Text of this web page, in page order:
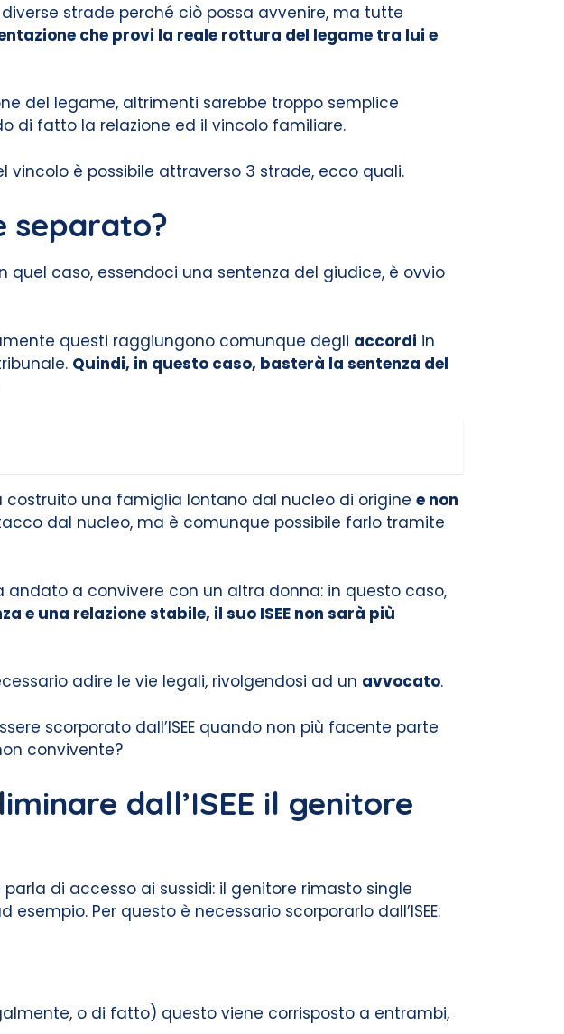
diverse strade perché ciò possa avvenire, ma tutte
che provi la reale rottura del legame tra lui e
del legame, altrimenti sarebbe troppo semplice
di fatto la relazione ed il vincolo familiare.
è possibile attraverso 3 strade, ecco quali.
separato?
caso, essendoci una sentenza del giudice, è ovvio
questi raggiungono comunque degli accordi in
Quindi, in questo caso, basterà la sentenza del
costruito una famiglia lontano dal nucleo di origine e non
dal nucleo, ma è comunque possibile farlo tramite
andato a convivere con un altra donna: in questo caso,
e una relazione stabile, il suo ISEE non sarà più
adire le vie legali, rivolgendosi ad un avvocato.
scorporato dall’ISEE quando non più facente parte
convivente?
dall’ISEE il genitore
di accesso ai sussidi: il genitore rimasto single
Per questo è necessario scorporarlo dall’ISEE:
o di fatto) questo viene corrisposto a entrambi,